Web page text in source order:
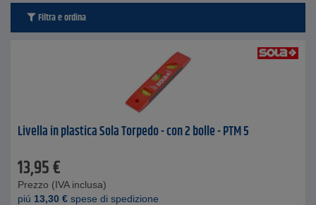
Filtra e ordina
Livella in plastica Sola Torpedo - con 2 bolle - PTM 5
13,95€
Prezzo (IVA inclusa)
piú 13,30 € spese di spedizione